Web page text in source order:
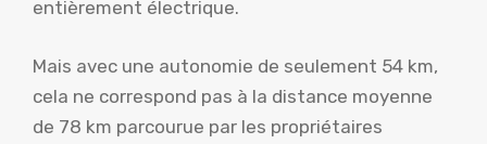
entièrement électrique.
Mais avec une autonomie de seulement 54 km,
cela ne correspond pas à la distance moyenne
de 78 km parcourue par les propriétaires